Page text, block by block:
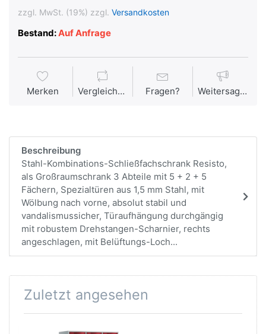
zzgl. MwSt. (19%) zzgl. Versandkosten
Bestand:Auf Anfrage
Merken Vergleichen Fragen? Weitersagen
Beschreibung
Stahl-Kombinations-Schließfachschrank Resisto,
als Großraumschrank 3 Abteile mit 5 + 2 + 5
Fächern, Spezialtüren aus 1,5 mm Stahl, mit
Wölbung nach vorne, absolut stabil und
vandalismussicher, Türaufhängung durchgängig
mit robustem Drehstangen-Scharnier, rechts
angeschlagen, mit Belüftungs-Loch...
Zuletzt angesehen